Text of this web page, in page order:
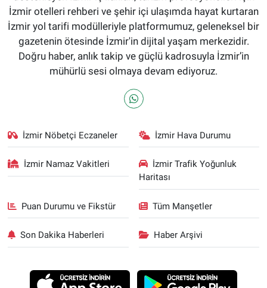
İzmir otelleri rehberi ve şehir içi ulaşımda hayat kurtaran
İzmir yol tarifi modülleriyle platformumuz, geleneksel bir
gazetenin ötesinde İzmir'in dijital yaşam merkezidir.
Doğru haber, anlık takip ve güçlü kadrosuyla İzmir’in
mühürlü sesi olmaya devam ediyoruz.
İzmir Nöbetçi Eczaneler İzmir Hava Durumu
İzmir Namaz Vakitleri
İzmir Trafik Yoğunluk
Haritası
Puan Durumu ve Fikstür Tüm Manşetler
Son Dakika Haberleri Haber Arşivi